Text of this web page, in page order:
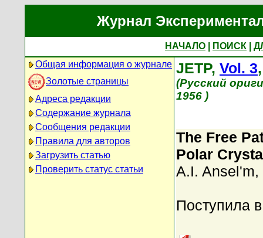
Журнал
НАЧАЛО ПОИСК
Общая информация о журнале
Золотые страницы
Адреса редакции
Содержание журнала
Сообщения редакции
Правила для авторов
Загрузить статью
Проверить статус статьи
JETP, Vol. 3
(Русский
1956 )
The Free
Polar
A.I. Ansel'm,
Поступила